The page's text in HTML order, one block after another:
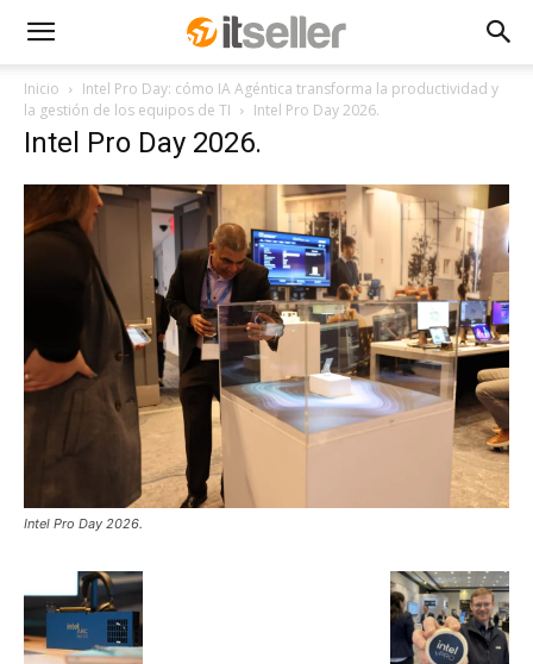
Inicio
Intel Pro Day: cómo IA Agéntica transforma la productividad y
la gestión de los equipos de TI
Intel Pro Day 2026.
Intel Pro Day 2026.
Intel Pro Day 2026.